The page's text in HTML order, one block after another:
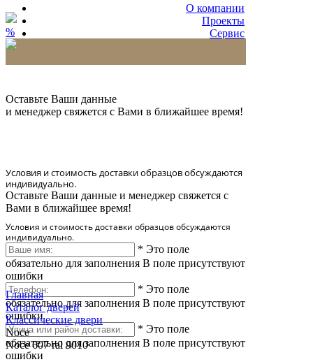
О компании
Проекты
Сервис
%
Оставьте Ваши данные
и менеджер свяжется с Вами в ближайшее время!
Условия и стоимость доставки образцов обсуждаются
индивидуально.
Оставьте Ваши данные и менеджер свяжется с
Вами в ближайшее время!
Условия и стоимость доставки образцов обсуждаются
индивидуально.
* Это поле
обязательно для заполнения В поле присутствуют
ошибки
* Это поле
обязательно для заполнения В поле присутствуют
ошибки
* Это поле
обязательно для заполнения В поле присутствуют
ошибки
Главная
Каталог дверей
Классические двери
Noce
Noce 607 ral 9010